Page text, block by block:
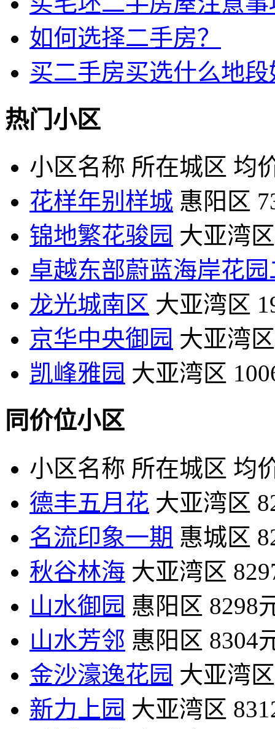
如何选择二手房？
买二手房买选什么地段
热门小区
小区名称 所在城区 均
花样年别样城 惠阳区
锦地繁花骏园 大亚湾区
卓越东部蔚蓝海岸花园
龙光城南区 大亚湾区
京华中央御园 大亚湾区
凯峰雅园 大亚湾区
同价位小区
小区名称 所在城区 均
德丰五月花 大亚湾区
名流印象一期 惠城区
秋谷林海 大亚湾区
山水御园 惠阳区 8298
山水芳邻 惠阳区 8304
金沙濠逸花园 大亚湾区
新力上园 大亚湾区